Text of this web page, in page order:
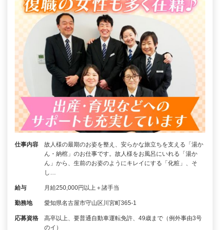
仕事内容
故人様の最期のお姿を整え、安らかな旅立ちを支える「湯か
ん・納棺」のお仕事です。故人様をお風呂にいれる「湯か
ん」から、生前のお姿のようにキレイにする「化粧」、そ
し…
給与 月給250,000円以上＋諸手当
勤務地 愛知県名古屋市守山区川宮町365-1
応募資格
高卒以上、要普通自動車運転免許、49歳まで（例外事由3号
のイ）